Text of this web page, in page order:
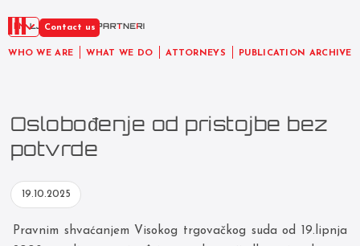
WHO WE ARE WHAT WE DO ATTORNEYS PUBLICATION ARCHIVE
EN Contact us
Oslobođenje od pristojbe bez
potvrde
19.10.2025
Pravnim shvaćanjem Visokog trgovačkog suda od 19.lipnja